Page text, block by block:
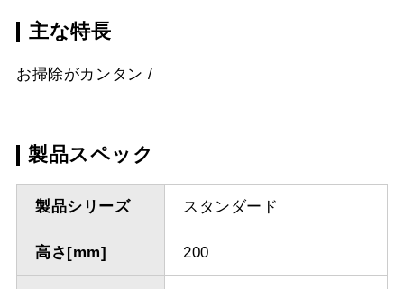
主な特長
お掃除がカンタン
製品スペック
製品シリーズ スタンダード
高さ[mm] 200